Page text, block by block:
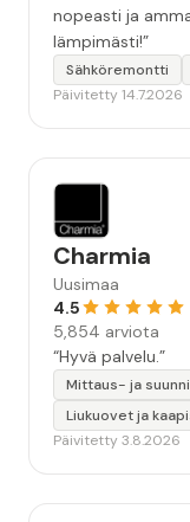
nopeasti ja
lämpimästi!”
Sähköremontti
Päivitetty 14.7.2026
Charmia
Uusimaa
4.5
5,854 arviota
“Hyvä palvelu.”
Mittaus- ja
Liukuovet ja
Päivitetty 3.8.2026